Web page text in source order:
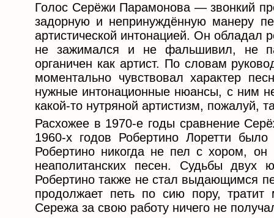
Голос Серёжи Парамонова — звонкий
задорную и непринуждённую манеру
артистической интонацией. Он
не зажимался и не фальшивил, не
органичен как артист. По словам
моментально чувствовал характер
нужные интонационные нюансы, с ним
какой-то нутряной артистизм, пожалуй,
Расхожее в 1970-е годы сравнение
1960-х годов Робертино Лоретти
Робертино никогда не пел с хором,
неаполитанских песен. Судьбы
Робертино также не стал выдающимся
продолжает петь по сию пору, тратит
Сережа за свою работу ничего не